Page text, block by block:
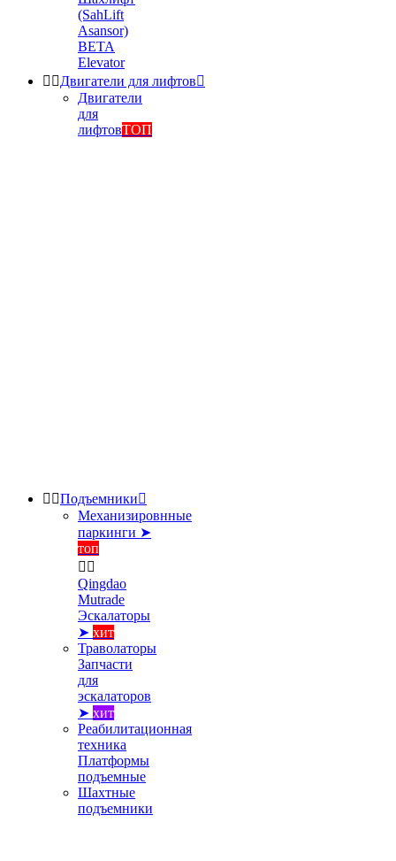
(SahLift
Asansor)
BETA
Elevator
 Двигатели для лифтов
Двигатели
для
лифтовТОП
 Подъемники
Механизировнные
паркинги ➤
топ
 
Qingdao
Mutrade
Эскалаторы
➤ хит
Траволаторы
Запчасти
для
эскалаторов
➤ хит
Реабилитационная
техника
Платформы
подъемные
Шахтные
подъемники